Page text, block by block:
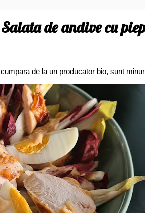
de andive cu
de la un producator bio, sunt